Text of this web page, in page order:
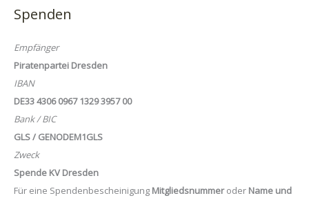
Spenden
Empfänger
Piratenpartei Dresden
IBAN
DE33 4306 0967 1329 3957 00
Bank / BIC
GLS / GENODEM1GLS
Zweck
Spende KV Dresden
Für eine Spendenbescheinigung Mitgliedsnummeroder Name und